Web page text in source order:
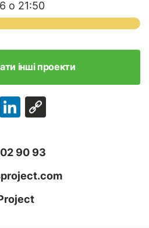
о 21:50
інші проекти
90 93